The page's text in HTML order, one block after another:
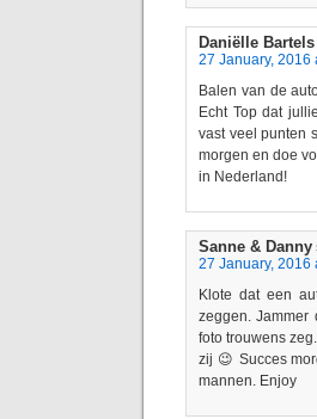
Daniëlle Bartels
27 January, 2016
Balen van de
Echt Top dat
vast veel punten
morgen en doe
in Nederland!
Sanne & Danny
27 January, 2016
Klote dat een
zeggen.
foto trouwens
zij 😉 Succes
mannen. Enjoy